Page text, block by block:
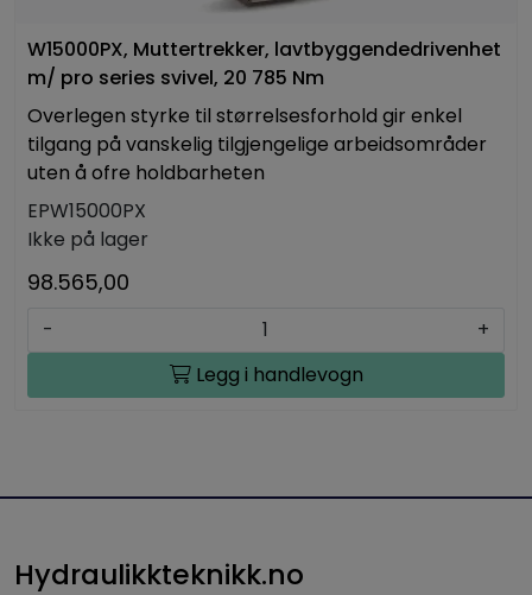
W15000PX, Muttertrekker, lavtbyggendedrivenhet
m/ pro series svivel, 20 785 Nm
Overlegen styrke til størrelsesforhold gir enkel
tilgang på vanskelig tilgjengelige arbeidsområder
uten å ofre holdbarheten
EPW15000PX
Ikke på lager
98.565,00
-
+
Legg i handlevogn
Hydraulikkteknikk.no